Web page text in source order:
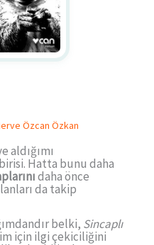
Özcan Özkan
aldığımı
Hatta bunu daha
daha önce
da takip
belki, Sincaplı
için ilgi çekiciliğini